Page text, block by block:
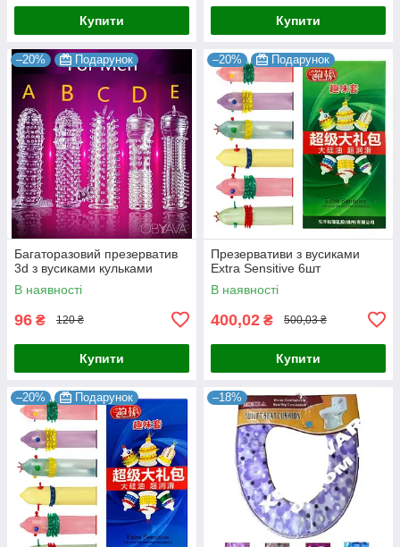
Купити Купити
–20% Подарунок
Багаторазовий презерватив
3d з вусиками кульками
В наявності
96 ₴ 120 ₴
Купити
–20% Подарунок
Презервативи з вусиками
Extra Sensitive 6шт
В наявності
400,02 ₴ 500,03 ₴
Купити
–20% Подарунок –18%